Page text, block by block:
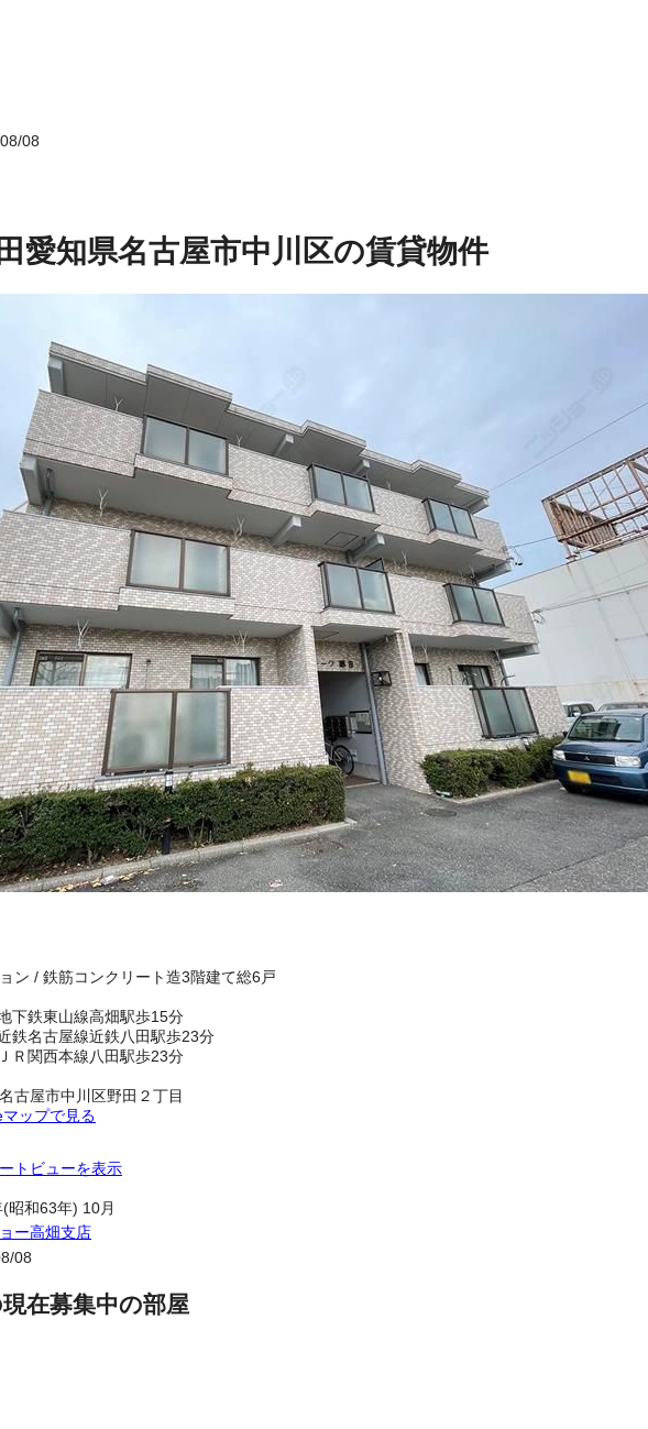
08
愛知県名古屋市中川区の賃貸物件
ン / 鉄筋コンクリート造3階建て総6戸
下鉄東山線高畑駅歩15分
鉄名古屋線近鉄八田駅歩23分
ＪＲ関西本線八田駅歩23分
古屋市中川区野田２丁目
ップで見る
トビューを表示
昭和63年) 10月
ー高畑支店
08
在募集中の部屋